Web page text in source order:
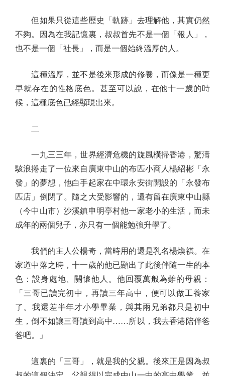
但如果只從這些歷史「軌跡」去理解他，其實仍然
不夠。因為在我記憶裏，叔叔首先不是一個「報人」，
也不是一個「社長」，而是一個始終溫厚的人。
這種溫厚，並不是後來形成的修養，而像是一種更
早就存在的性格底色。甚至可以說，在他十一歲的時
候，這種底色已經顯現出來。
二
一九三三年，世界經濟危機的旋風橫掃香港，驚濤
駭浪捲走了一位來自廣東中山的布匹小商人楊紹彬「永
發」的夢想，他白手起家在中環永安街開設的「永發布
匹店」倒閉了。隨之大受影響的，還有留在廣東中山縣
（今中山市）沙溪鎮申明亭村他一家老小的生活，而未
成年的兩個兒子，亦只有一個能勉強升學了。
我們的主人公楊奇，當時用的還是乳名楊煥祺。在
家道中落之時，十一歲的他已顯出了此後伴隨一生的本
色：設身處地、關懷他人。他回覆萬般為難的母親：
「三哥已讀完初中，再讀三年高中，便可以做工養家
了。我還差半年才小學畢業，與其兩兄弟都只是初中
生，倒不如讓三哥讀到高中……所以，我去香港陪伴爸
爸吧。」
這裏的「三哥」，就是我的父親。後來正是因為叔